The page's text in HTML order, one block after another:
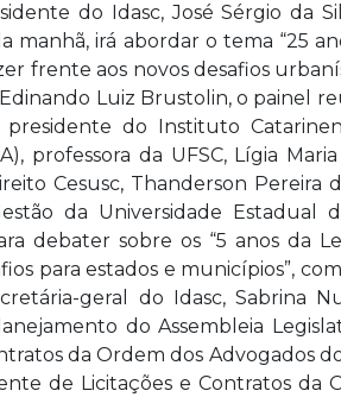
do Idasc, José Sérgio da
manhã, irá abordar o tema “25
frente aos novos desafios
Luiz Brustolin, o painel
presidente do Instituto
professora da UFSC, Lígia
Cesusc, Thanderson Pereira
da Universidade Estadual
debater sobre os “5 anos da
para estados e municípios”,
geral do Idasc, Sabrina
do Assembleia
da Ordem dos Advogados
de Licitações e Contratos da